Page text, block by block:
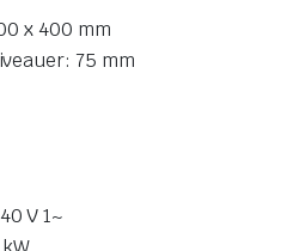
x 400 mm
75 mm
V 1~